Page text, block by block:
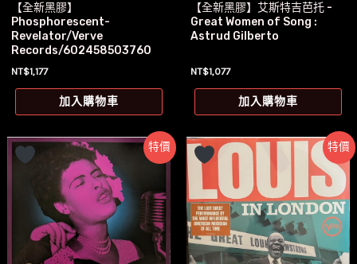
【全新黑膠】
Phosphorescent-
Revelator/Verve
Records/602458503760
NT$1,177
加入購物車
【全新黑膠】艾斯特吉芭托 -
Great Women of Song :
Astrud Gilberto
NT$1,077
加入購物車
特價 特價